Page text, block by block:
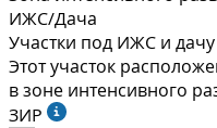
ИЖС/Дача
Участки под ИЖС и дачу
Этот участок
в зоне интенсивного
ЗИР